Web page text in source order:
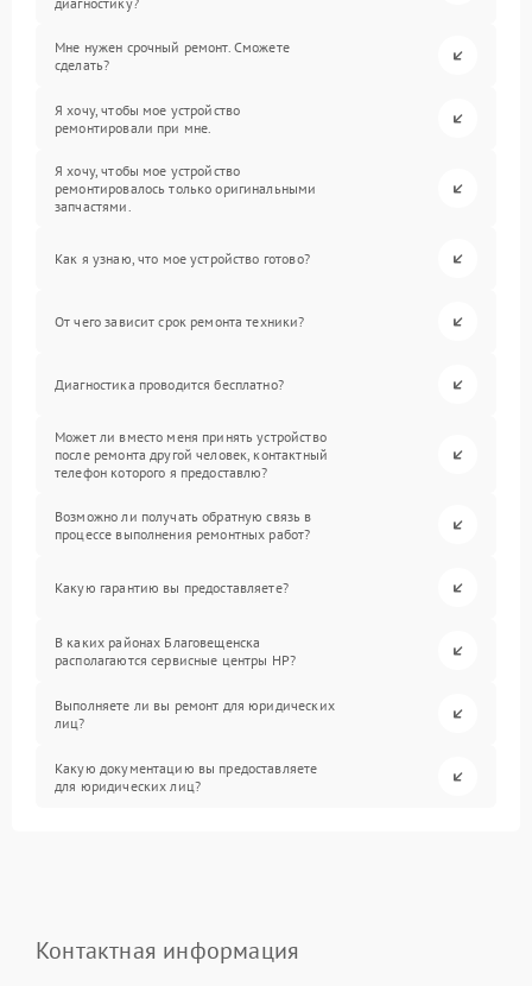
Мне нужен срочный ремонт. Сможете
сделать?
Я хочу, чтобы мое устройство
ремонтировали при мне.
Я хочу, чтобы мое устройство
ремонтировалось только оригинальными
запчастями.
Как я узнаю, что мое устройство готово?
От чего зависит срок ремонта техники?
Диагностика проводится бесплатно?
Может ли вместо меня принять устройство
после ремонта другой человек, контактный
телефон которого я предоставлю?
Возможно ли получать обратную связь в
процессе выполнения ремонтных работ?
Какую гарантию вы предоставляете?
В каких районах Благовещенска
располагаются сервисные центры HP?
Выполняете ли вы ремонт для юридических
лиц?
Какую документацию вы предоставляете
для юридических лиц?
Контактная информация